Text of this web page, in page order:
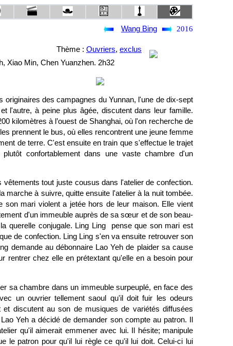
Wang Bing 2016
Thème : Ouvriers, exclus
Xiao Min, Chen Yuanzhen. 2h32
originaires des campagnes du Yunnan, l'une de dix-sept
l'autre, à peine plus âgée, discutent dans leur famille.
kilomètres à l’ouest de Shanghai, où l'on recherche de
prennent le bus, où elles rencontrent une jeune femme
de terre. C'est ensuite en train que s'effectue le trajet
confortablement dans une vaste chambre d'un
tout juste cousus dans l'atelier de confection.
marche à suivre, quitte ensuite l'atelier à la nuit tombée.
son mari violent a jetée hors de leur maison. Elle vient
d'un immeuble auprès de sa sœur et de son beau-
querelle conjugale. Ling Ling pense que son mari est
de confection. Ling Ling s'en va ensuite retrouver son
demande au débonnaire Lao Yeh de plaider sa cause
rentrer chez elle en prétextant qu'elle en a besoin pour
sa chambre dans un immeuble surpeuplé, en face des
un ouvrier tellement saoul qu'il doit fuir les odeurs
discutent au son de musiques de variétés diffusées
Yeh a décidé de demander son compte au patron. Il
qu'il aimerait emmener avec lui. Il hésite; manipule
le patron pour qu'il lui règle ce qu'il lui doit. Celui-ci lui